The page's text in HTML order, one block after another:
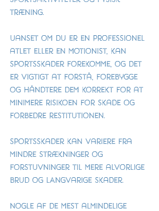
træning.
Uanset om du er en professionel
atlet eller en motionist, kan
sportsskader forekomme, og det
er vigtigt at forstå, forebygge
og håndtere dem korrekt for at
minimere risikoen for skade og
forbedre restitutionen.
Sportsskader kan variere fra
mindre strækninger og
forstuvninger til mere alvorlige
brud OG LAngvarige skader.
Nogle af de mest almindelige